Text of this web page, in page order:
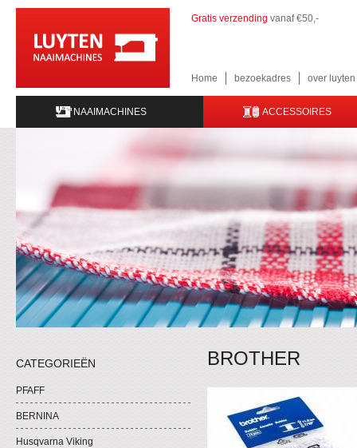
Gratis verzending vanaf €50,-
Home bezoekadres over
NAAIMACHINES ACCESSOIRES
CATEGORIEËN
PFAFF
BERNINA
Husqvarna Viking
BROTHER